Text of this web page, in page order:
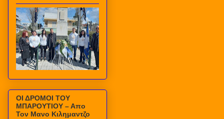
ΟΙ ΔΡΟΜΟΙ ΤΟΥ
ΜΠΑΡΟΥΤΙΟΥ – Απο
Τον Μανο Κιλημαντζο